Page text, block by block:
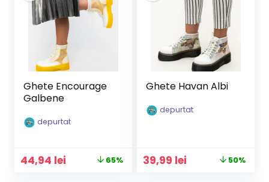
Ghete Encourage
Galbene
depurtat
Prețul
44,94 lei Prețul
65%
Ghete Havan Albi
depurtat
Prețul
39,99 lei 50%